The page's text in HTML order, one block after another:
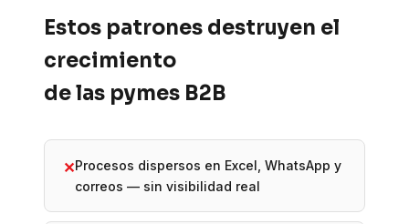
Estos patrones destruyen el
crecimiento
de las pymes B2B
✕Procesos dispersos en Excel, WhatsApp y
correos — sin visibilidad real